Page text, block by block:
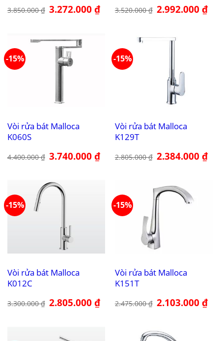
3.850.000₫ Giá
gốc
3.272.000₫Giá
hiện 3.520.000₫ Giá
gốc
2.992.000₫Giá
-15%
Vòi rửa bát Malloca
K060S
4.400.000₫ Giá
gốc
3.740.000₫Giá
hiện
-15%
Vòi rửa bát Malloca
K129T
2.805.000₫ Giá
gốc
2.384.000₫Giá
-15%
Vòi rửa bát Malloca
K012C
3.300.000₫ Giá
gốc
2.805.000₫Giá
hiện
-15%
Vòi rửa bát Malloca
K151T
2.475.000₫ Giá
gốc
2.103.000₫Giá